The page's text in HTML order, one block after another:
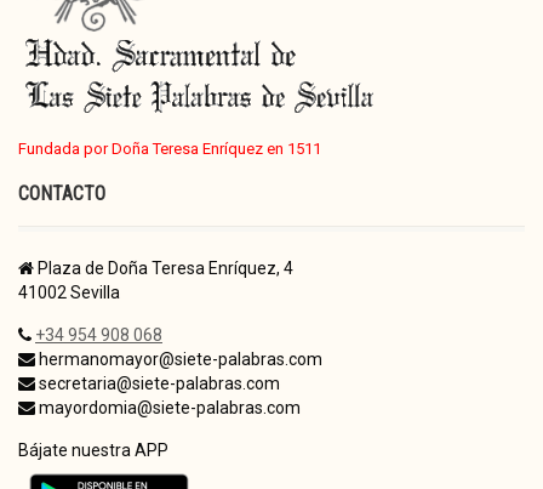
Fundada por Doña Teresa Enríquez en 1511
CONTACTO
Plaza de Doña Teresa Enríquez, 4
41002 Sevilla
+34 954 908 068
hermanomayor@siete-palabras.com
secretaria@siete-palabras.com
mayordomia@siete-palabras.com
Bájate nuestra APP